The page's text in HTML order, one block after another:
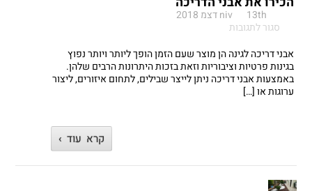
niv
13th דצמ 2018
סגור לתגובות
את
אבני
הדריכה
אבני דריכה לגינה הן מוצר שעם הזמן הופך ליותר ויותר נפוץ
בגינות פרטיות וציבוריות וזאת בזכות היתרונות הרבים שלהן.
באמצעות אבני דריכה ניתן לייצר שבילים, לתחום איזורים, ליצור
ערוגות או […]
קרא עוד ›